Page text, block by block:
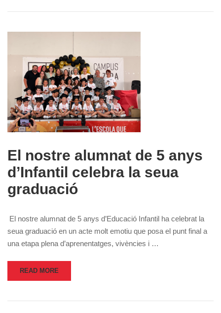
El nostre alumnat de 5 anys
d’Infantil celebra la seua
graduació
El nostre alumnat de 5 anys d’Educació Infantil ha celebrat la
seua graduació en un acte molt emotiu que posa el punt final a
una etapa plena d’aprenentatges, vivències i …
READ MORE